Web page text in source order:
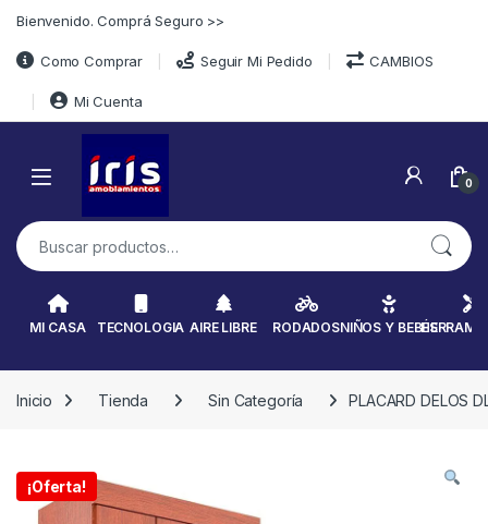
Bienvenido. Comprá Seguro >>
Como Comprar Seguir Mi Pedido CAMBIOS
Mi Cuenta
0
Buscar por:
MI CASA TECNOLOGIA AIRE LIBRE RODADOSNIÑOS Y BEBÉS
Inicio Tienda Sin Categoría PLACARD DELOS
¡Oferta!